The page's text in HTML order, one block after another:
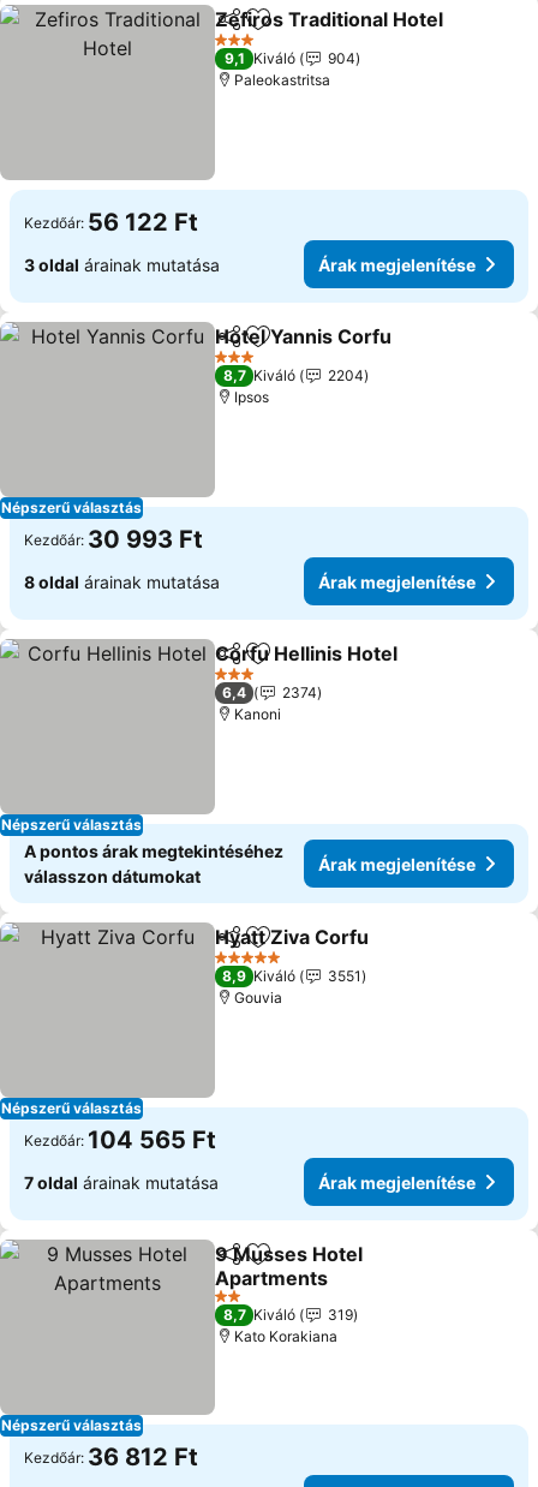
Megosztás
Hozzáadás a kedvencekhez
Zefiros Traditional Hotel
3 Kategória
9,1 Kiváló
904
Paleokastritsa
Kezdőár: 56 122 Ft
3 oldal árainak mutatása Árak megjelenítése
Népszerű választás
Megosztás
Hozzáadás a kedvencekhez
Hotel Yannis Corfu
3 Kategória
8,7 Kiváló
2204
Ipsos
Kezdőár: 30 993 Ft
8 oldal árainak mutatása Árak megjelenítése
Népszerű választás
Megosztás
Hozzáadás a kedvencekhez
Corfu Hellinis Hotel
3 Kategória
6,4
2374
Kanoni
A pontos árak megtekintéséhez
válasszon dátumokat
Árak megjelenítése
Népszerű választás
Megosztás
Hozzáadás a kedvencekhez
Hyatt Ziva Corfu
5 Kategória
8,9 Kiváló
3551
Gouvia
Kezdőár: 104 565 Ft
7 oldal árainak mutatása Árak megjelenítése
Népszerű választás
Megosztás
Hozzáadás a kedvencekhez
9 Musses Hotel
Apartments
Árak megjelenítése
2 Kategória
8,7 Kiváló
319
Kato Korakiana
Kezdőár: 36 812 Ft